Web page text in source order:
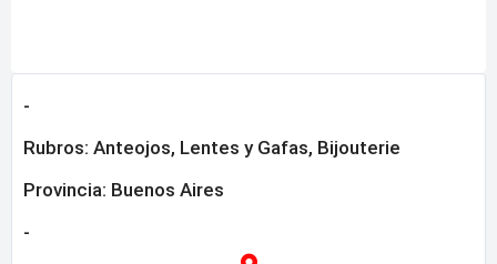
-
Rubros: Anteojos, Lentes y Gafas, Bijouterie
Provincia: Buenos Aires
-